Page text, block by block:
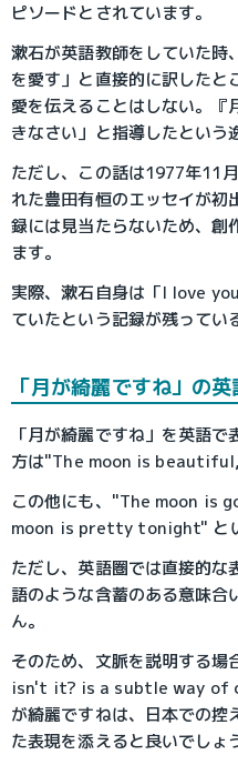
ピソードとされています。
漱石が英語教師をしていた
を愛す」と直接的に訳したと
愛を伝えることはしない。『
きなさい」と指導したという
ただし、この話は1977年11
れた豊田有恒のエッセイが初
録には見当たらないため、創
ます。
実際、漱石自身は「I love
ていたという記録が残ってい
「月が綺麗ですね」の
「月が綺麗ですね」を英語
方は"The moon is
この他にも、"The moon is
moon is pretty tonight" とい
ただし、英語圏では直接的な
語のような含蓄のある意味合
ん。
そのため、文脈を説明する
isn't it? is a subtle way of
が綺麗ですねは、日本での控
た表現を添えると良いでしょ